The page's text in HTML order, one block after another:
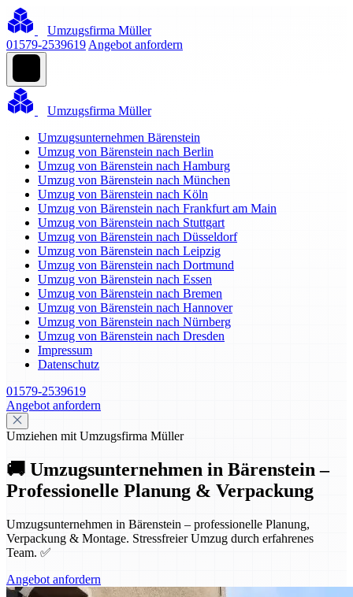
Umzugsfirma Müller
01579-2539619 Angebot anfordern
Umzugsfirma Müller
Umzugsunternehmen Bärenstein
Umzug von Bärenstein nach Berlin
Umzug von Bärenstein nach Hamburg
Umzug von Bärenstein nach München
Umzug von Bärenstein nach Köln
Umzug von Bärenstein nach Frankfurt am Main
Umzug von Bärenstein nach Stuttgart
Umzug von Bärenstein nach Düsseldorf
Umzug von Bärenstein nach Leipzig
Umzug von Bärenstein nach Dortmund
Umzug von Bärenstein nach Essen
Umzug von Bärenstein nach Bremen
Umzug von Bärenstein nach Hannover
Umzug von Bärenstein nach Nürnberg
Umzug von Bärenstein nach Dresden
Impressum
Datenschutz
01579-2539619
Angebot anfordern
Umziehen mit Umzugsfirma Müller
🚚 Umzugsunternehmen in Bärenstein –
Professionelle Planung & Verpackung
Umzugsunternehmen in Bärenstein – professionelle Planung,
Verpackung & Montage. Stressfreier Umzug durch erfahrenes
Team. ✅
Angebot anfordern